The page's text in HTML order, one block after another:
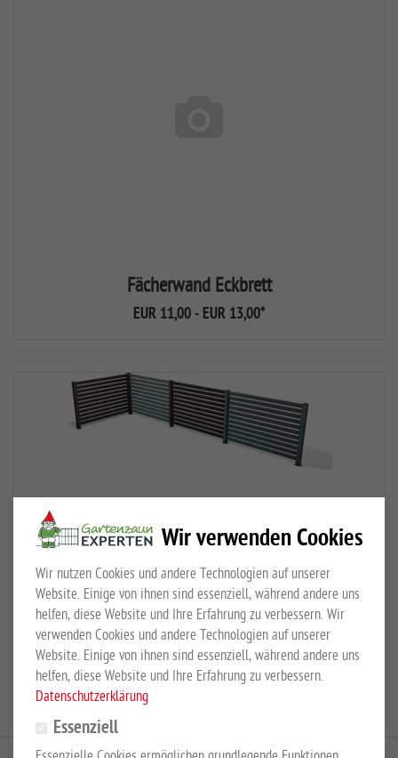
Fächerwand Eckbrett
EUR 11,00 - EUR 13,00*
-Material hanit Recyclingkunststoff -Breite/Stärke 120 x 120
EUR 67,00 - EUR 84,40*
Wir verwenden Cookies
Wir nutzen Cookies und andere Technologien auf unserer
Website. Einige von ihnen sind essenziell, während andere uns
helfen, diese Website und Ihre Erfahrung zu verbessern. Wir
verwenden Cookies und andere Technologien auf unserer
Website. Einige von ihnen sind essenziell, während andere uns
helfen, diese Website und Ihre Erfahrung zu verbessern.
Datenschutzerklärung
Essenziell